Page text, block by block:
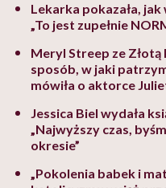
Lekarka pokazała,
„To jest zupełnie
Meryl Streep ze Złotą
sposób, w jaki
mówiła o aktorce
Jessica Biel wydała
„Najwyższy czas,
okresie”
„Pokolenia babek i